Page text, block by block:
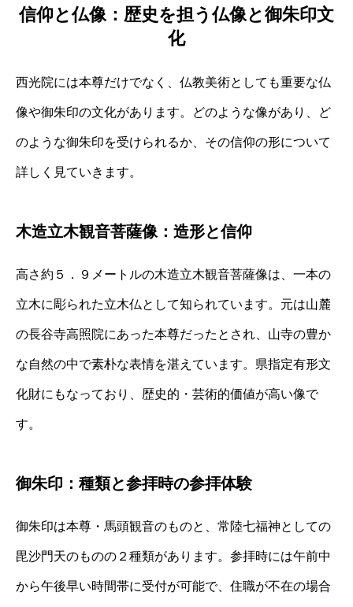
信仰と仏像：歴史を担う仏像と御朱印文
化
西光院には本尊だけでなく、仏教美術としても重要な仏
像や御朱印の文化があります。どのような像があり、ど
のような御朱印を受けられるか、その信仰の形について
詳しく見ていきます。
木造立木観音菩薩像：造形と信仰
高さ約５．９メートルの木造立木観音菩薩像は、一本の
立木に彫られた立木仏として知られています。元は山麓
の長谷寺高照院にあった本尊だったとされ、山寺の豊か
な自然の中で素朴な表情を湛えています。県指定有形文
化財にもなっており、歴史的・芸術的価値が高い像で
す。
御朱印：種類と参拝時の参拝体験
御朱印は本尊・馬頭観音のものと、常陸七福神としての
毘沙門天のものの２種類があります。参拝時には午前中
から午後早い時間帯に受付が可能で、住職が不在の場合